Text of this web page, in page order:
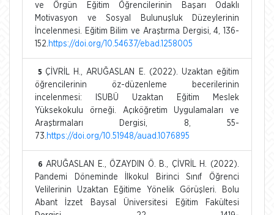
ve Örgün Eğitim Öğrencilerinin Başarı Odaklı
Motivasyon ve Sosyal Bulunuşluk Düzeylerinin
İncelenmesi. Eğitim Bilim ve Araştırma Dergisi, 4, 136-
152. https://doi.org/10.54637/ebad.1258005
5 ÇİVRİL H., ARUĞASLAN E. (2022). Uzaktan eğitim
öğrencilerinin öz-düzenleme becerilerinin
incelenmesi: ISUBÜ Uzaktan Eğitim Meslek
Yüksekokulu örneği. Açıköğretim Uygulamaları ve
Araştırmaları Dergisi, 8, 55-
73. https://doi.org/10.51948/auad.1076895
6 ARUĞASLAN E., ÖZAYDIN Ö. B., ÇİVRİL H. (2022).
Pandemi Döneminde İlkokul Birinci Sınıf Öğrenci
Velilerinin Uzaktan Eğitime Yönelik Görüşleri. Bolu
Abant İzzet Baysal Üniversitesi Eğitim Fakültesi